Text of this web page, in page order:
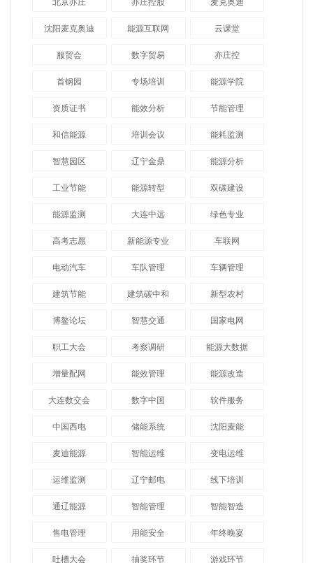
北京亦庄 亦庄控股 麦克奥迪
沈阳麦克奥迪 能源互联网 云课堂
服贸会 数字贸易 亦庄控
首钢园 专场培训 能源学院
资质证书 能效分析 节能管理
和信能源 培训会议 能耗监测
智慧园区 辽宁金鼎 能源分析
工业节能 能源转型 双碳建设
能源监测 大连中远 绿色专业
高考志愿 新能源专业 车联网
电动汽车 车队管理 车辆管理
建筑节能 建筑碳中和 新型农村
博鳌论坛 智慧交通 国家电网
职工大会 考察调研 能源大数据
增量配网 能效管理 能源改造
大连数交会 数字中国 软件服务
中国西电 储能系统 沈阳麦能
麦迪能源 智能运维 变电运维
运维监测 辽宁邮电 线下培训
通辽能源 智能管理 智能智造
售电管理 用能安全 年终晚宴
吐槽大会 抽奖环节 游戏环节